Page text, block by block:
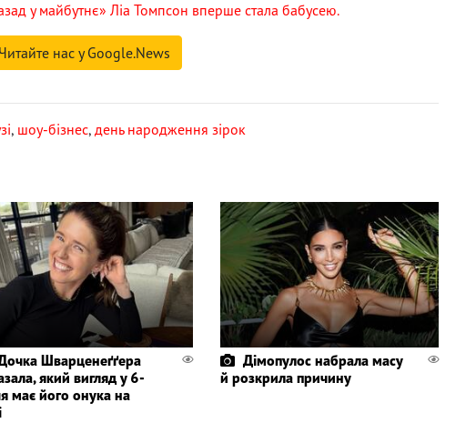
у майбутнє» Ліа Томпсон вперше стала бабусею.
Читайте нас у Google.News
, шоу-бізнес, день народження зірок
Шварценеґґера
який вигляд у 6-
має його онука на
Дімопулос набрала масу
й розкрила причину